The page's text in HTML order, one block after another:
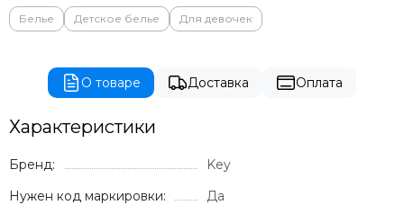
Белье Детское белье Для девочек
О товаре Доставка Оплата
Характеристики
Бренд:
Key
Нужен код маркировки:
Да